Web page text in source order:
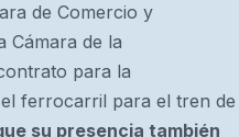
de Comercio y
Cámara de la
para la
ferrocarril para el tren de
su presencia también